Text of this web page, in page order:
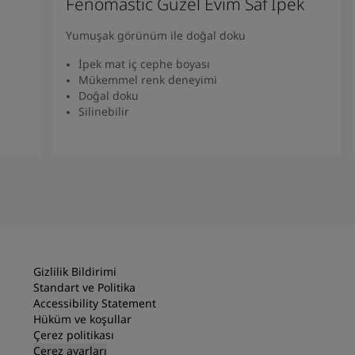
Yumuşak görünüm ile doğal doku
İpek mat iç cephe boyası
Mükemmel renk deneyimi
Doğal doku
Silinebilir
Gizlilik Bildirimi
Standart ve Politika
Accessibility Statement
Hüküm ve koşullar
Çerez politikası
Çerez ayarları